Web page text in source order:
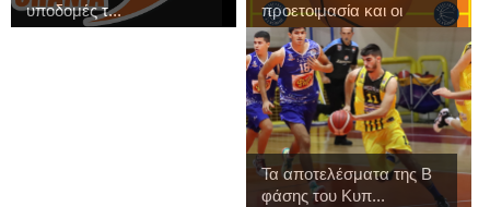
υποδομές τ...
προετοιμασία και οι
εγγ...
Τα αποτελέσματα της Β
φάσης του Κυπ...